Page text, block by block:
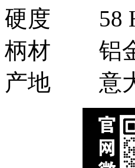
硬度
58
柄材
铝
产地
意